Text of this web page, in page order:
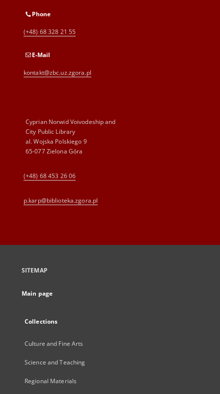
Phone
(+48) 68 328 21 55
E-Mail
kontakt@zbc.uz.zgora.pl
Cyprian Norwid Voivodeship and
City Public Library
al. Wojska Polskiego 9
65-077 Zielona Góra
(+48) 68 453 26 06
p.karp@biblioteka.zgora.pl
SITEMAP
Main page
Collections
Culture and Fine Arts
Science and Teaching
Regional Materials